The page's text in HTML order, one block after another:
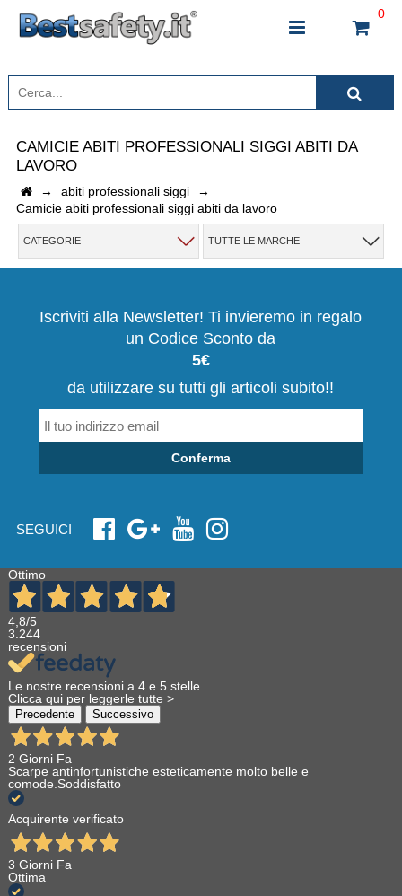
0
CERCANDO
CAMICIE ABITI PROFESSIONALI SIGGI ABITI DA
LAVORO
→ abiti professionali siggi
→
Camicie abiti professionali siggi abiti da lavoro
CATEGORIE TUTTE LE MARCHE
Iscriviti alla Newsletter! Ti invieremo in regalo
un Codice Sconto da
5€
da utilizzare su tutti gli articoli subito!!
Conferma
SEGUICI
Ottimo
4,8/5
3.244
recensioni
Le nostre recensioni a 4 e 5 stelle.
Clicca qui per leggerle tutte >
Precedente Successivo
2 Giorni Fa
Scarpe antinfortunistiche esteticamente molto belle e
comode.Soddisfatto
Acquirente verificato
3 Giorni Fa
Ottima